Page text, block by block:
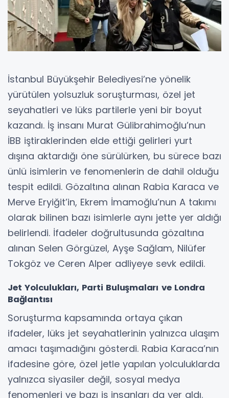
İstanbul Büyükşehir Belediyesi’ne yönelik
yürütülen yolsuzluk soruşturması, özel jet
seyahatleri ve lüks partilerle yeni bir boyut
kazandı. İş insanı Murat Gülibrahimoğlu’nun
İBB iştiraklerinden elde ettiği gelirleri yurt
dışına aktardığı öne sürülürken, bu sürece bazı
ünlü isimlerin ve fenomenlerin de dahil olduğu
tespit edildi. Gözaltına alınan Rabia Karaca ve
Merve Eryiğit’in, Ekrem İmamoğlu’nun A takımı
olarak bilinen bazı isimlerle aynı jette yer aldığı
belirlendi. İfadeler doğrultusunda gözaltına
alınan Selen Görgüzel, Ayşe Sağlam, Nilüfer
Tokgöz ve Ceren Alper adliyeye sevk edildi.
Jet Yolculukları, Parti Buluşmaları ve Londra
Bağlantısı
Soruşturma kapsamında ortaya çıkan
ifadeler, lüks jet seyahatlerinin yalnızca ulaşım
amacı taşımadığını gösterdi. Rabia Karaca’nın
ifadesine göre, özel jetle yapılan yolculuklarda
yalnızca siyasiler değil, sosyal medya
fenomenleri ve bazı iş insanları da yer aldı.